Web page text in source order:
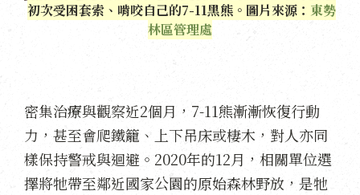
初次受困套索、啃咬自己的7-11黑熊。圖片來源： 東勢
林區管理處
密集治療與觀察近2個月，7-11熊漸漸恢復行動
力，甚至會爬鐵籠、上下吊床或棲木，對人亦同
樣保持警戒與迴避。2020年的12月，相關單位選
擇將牠帶至鄰近國家公園的原始森林野放，是牠